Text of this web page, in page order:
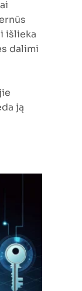
išlieka
dalimi
ją